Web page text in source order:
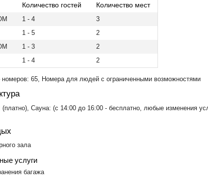
Количество гостей Количество мест
1 - 4
3
1 - 5
2
1 - 3
2
1 - 4 2
65, Номера для людей с ограниченными возможностями
Сауна: (с 14:00 до 16:00 - бесплатно, любые изменения
зала
услуги
багажа